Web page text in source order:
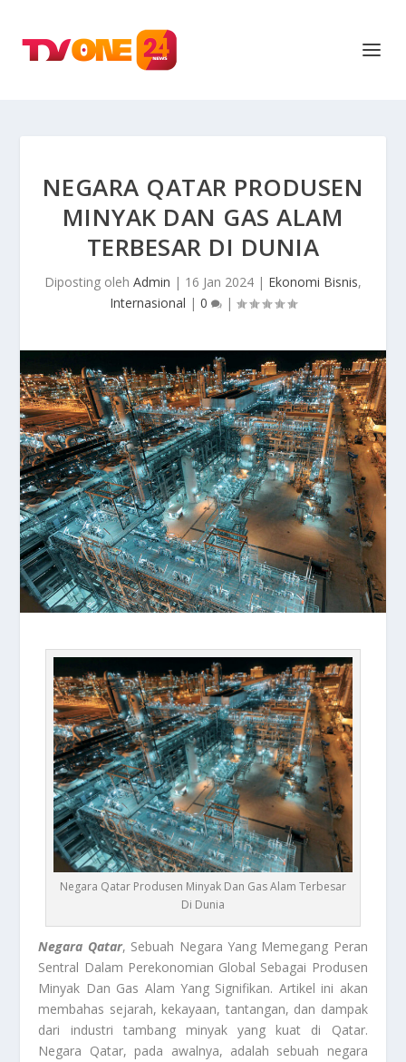
NEGARA QATAR PRODUSEN
MINYAK DAN GAS ALAM
TERBESAR DI DUNIA
Diposting oleh Admin | 16 Jan 2024 | Ekonomi Bisnis,
Internasional | 0 |
Negara Qatar Produsen Minyak Dan Gas Alam Terbesar
Di Dunia
Negara Qatar, Sebuah Negara Yang Memegang Peran
Sentral Dalam Perekonomian Global Sebagai Produsen
Minyak Dan Gas Alam Yang Signifikan. Artikel ini akan
membahas sejarah, kekayaan, tantangan, dan dampak
dari industri tambang minyak yang kuat di Qatar.
Negara Qatar, pada awalnya, adalah sebuah negara